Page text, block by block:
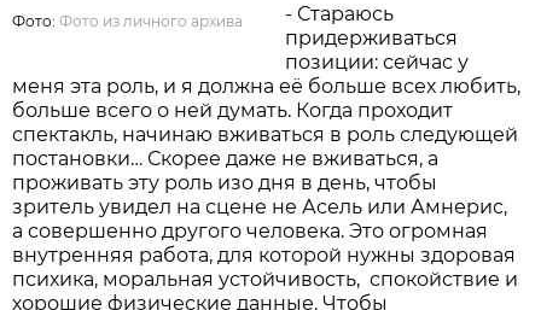
Фото:Фото из личного архива
- Стараюсь
придерживаться
позиции: сейчас у
меня эта роль, и я должна её больше всех любить,
больше всего о ней думать. Когда проходит
спектакль, начинаю вживаться в роль следующей
постановки… Скорее даже не вживаться, а
проживать эту роль изо дня в день, чтобы
зритель увидел на сцене не Асель или Амнерис,
а совершенно другого человека. Это огромная
внутренняя работа, для которой нужны здоровая
психика, моральная устойчивость, спокойствие и
хорошие физические данные. Чтобы